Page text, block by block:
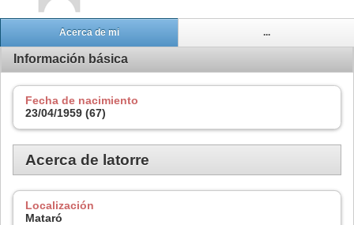
Acerca de mi ...
Información básica
Fecha de nacimiento
23/04/1959 (67)
Acerca de latorre
Localización
Mataró